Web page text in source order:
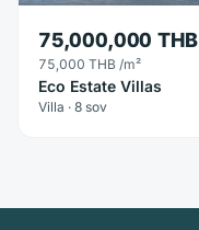
75,000,000 THB
75,000 THB /m²
Eco Estate Villas
Villa · 8 sov